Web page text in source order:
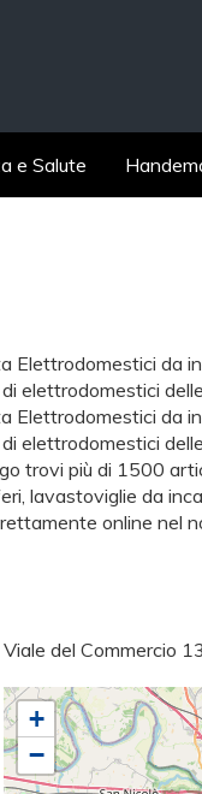
e Salute
Elettrodomestici da
elettrodomestici
Elettrodomestici da
elettrodomestici
trovi più di 1500
lavastoviglie da
online nel
Viale del Commercio
+
−